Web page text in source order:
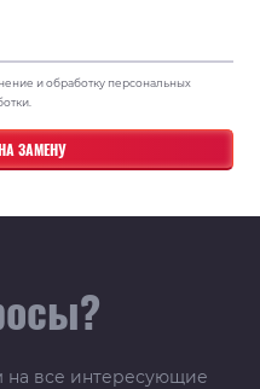
и обработку персональных
на все интересующие